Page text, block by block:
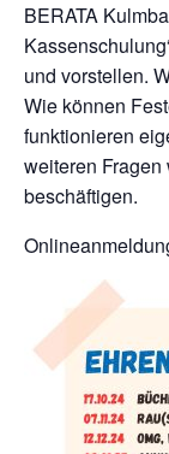
BERATA
und vorstellen.
Wie können
funktionieren
weiteren
beschäftigen.